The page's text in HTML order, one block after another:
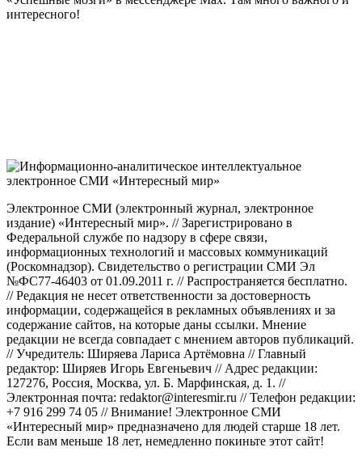
интересного!
Электронное СМИ (электронный журнал, электронное
издание) «Интересный мир». // Зарегистрировано в
Федеральной службе по надзору в сфере связи,
информационных технологий и массовых коммуникаций
(Роскомнадзор). Свидетельство о регистрации СМИ Эл
№ФС77-46403 от 01.09.2011 г. // Распространяется бесплатно.
// Редакция не несет ответственности за достоверность
информации, содержащейся в рекламных объявлениях и за
содержание сайтов, на которые даны ссылки. Мнение
редакции не всегда совпадает с мнением авторов публикаций.
// Учредитель: Ширяева Лариса Артёмовна // Главный
редактор: Ширяев Игорь Евгеньевич // Адрес редакции:
127276, Россия, Москва, ул. Б. Марфинская, д. 1. //
Электронная почта: redaktor@interesmir.ru // Телефон редакции:
+7 916 299 74 05 // Внимание! Электронное СМИ
«Интересный мир» предназначено для людей старше 18 лет.
Если вам меньше 18 лет, немедленно покиньте этот сайт!